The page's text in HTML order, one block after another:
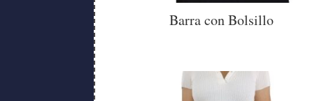
Barra con Bolsillo